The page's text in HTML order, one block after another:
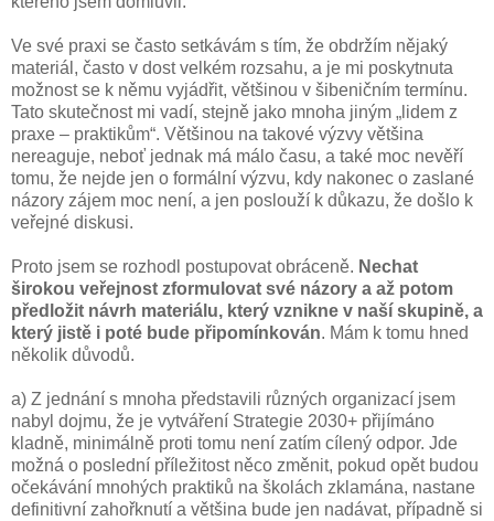
Ve své praxi se často setkávám s tím, že obdržím nějaký
materiál, často v dost velkém rozsahu, a je mi poskytnuta
možnost se k němu vyjádřit, většinou v šibeničním termínu.
Tato skutečnost mi vadí, stejně jako mnoha jiným „lidem z
praxe – praktikům“. Většinou na takové výzvy většina
nereaguje, neboť jednak má málo času, a také moc nevěří
tomu, že nejde jen o formální výzvu, kdy nakonec o zaslané
názory zájem moc není, a jen poslouží k důkazu, že došlo k
veřejné diskusi.
Proto jsem se rozhodl postupovat obráceně. Nechat
širokou veřejnost zformulovat své názory a až potom
předložit návrh materiálu, který vznikne v naší skupině, a
který jistě i poté bude připomínkován. Mám k tomu hned
několik důvodů.
a) Z jednání s mnoha představili různých organizací jsem
nabyl dojmu, že je vytváření Strategie 2030+ přijímáno
kladně, minimálně proti tomu není zatím cílený odpor. Jde
možná o poslední příležitost něco změnit, pokud opět budou
očekávání mnohých praktiků na školách zklamána, nastane
definitivní zahořknutí a většina bude jen nadávat, případně si